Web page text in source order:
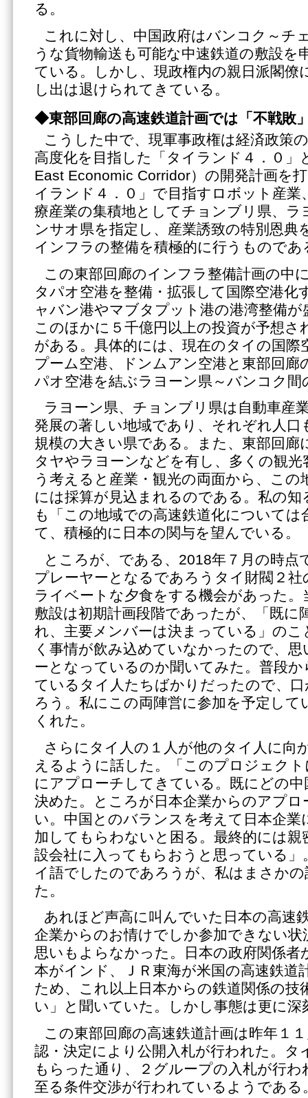
る。
これに対し、中国政府はバンコク～チ
うな貨物輸送も可能な中速鉄道の敷設を
ている。しかし、現政権内の親日派閣僚
し出は退けられてきている。
◆東部回廊の高速鉄道計画では「不戦敗
こうした中で、現軍事政権は経済政策
高度化を目指した「タイランド４．０」
East Economic Corridor）の開発計画を
イランド４．０」で目指すロボット産業
療産業の集積地としてチョンブリ県、ラ
ンサオ県を指定し、産業誘致の特別恩典
インフラの整備を積極的に行うものであ
この東部回廊のインフラ整備計画の中
タパオ空港を整備・拡張して国際空港化
ャバン港やマブタプット港の港湾整備
このほかに５千億円以上の投資が予想さ
がある。具体的には、現在のタイの国際
プーム空港、ドンムアン空港と東部回廊
パオ空港を結ぶラヨーン県～バンコク間
ラヨーン県、チョンブリ県は自動車産
発展の著しい地域であり、それぞれ人口
規模の大きい県である。また、東部回廊
タヤやラヨーンなどを有し、多くの観
う考えると産業・観光の両面から、この
には採算が見込まれるのである。私の
も「この地域での高速鉄道化については
て、積極的に日本の関与を望んでいる。
ところが、である、2018年７月の時点
プレーヤーとなるであろうタイ財閥２
ライベートな夕食をする機会があった
敷設は初期計画段階であったが、「既に
れ、主要メンバーは決まっている」の
く事情が飲み込めていなかったので、
ーとなっているのか聞いてみた。普段
ているタイ人たちばかりだったので、
ろう。私にこの両陣営に参加を予定して
くれた。
さらにタイ人の１人が他のタイ人に向
えるように話した。「このプロジェク
にアプローチしてきている。既にどの
決めた。ところが日本企業からのアプ
い。中国とのバランスを考えて日本企業
加してもらわないと困る。最終的には親
設会社に入ってもらおうと思っている
イ語でしたのであろうが、私はまさか
た。
あれほど声高に叫んでいた日本の高速
企業からのお情けでしか参加できない
思いもよらなかった。日本の政府関係者
本がインド、ＪＲ東海が米国の高速鉄道
ため、これ以上日本からの鉄道関係の技
い」と聞いていた。しかし事態は更に深
この東部回廊の高速鉄道計画は昨年１
認・決定により公開入札が行われた。タ
もらった通り、２グループの入札が行わ
至る条件交渉が行われているようである